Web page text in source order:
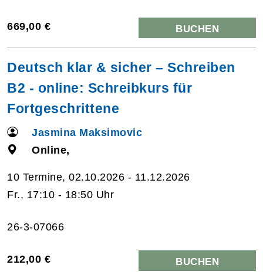
669,00 € BUCHEN
Deutsch klar & sicher – Schreiben
B2 - online: Schreibkurs für
Fortgeschrittene
Jasmina Maksimovic
Online,
10 Termine, 02.10.2026 - 11.12.2026
Fr., 17:10 - 18:50 Uhr
26-3-07066
212,00 € BUCHEN